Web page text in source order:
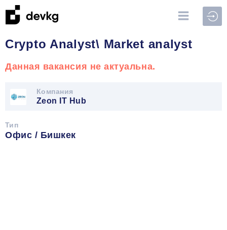
Crypto Analyst\ Market analyst
Данная вакансия не актуальна.
Компания
Zeon IT Hub
Тип
Офис / Бишкек